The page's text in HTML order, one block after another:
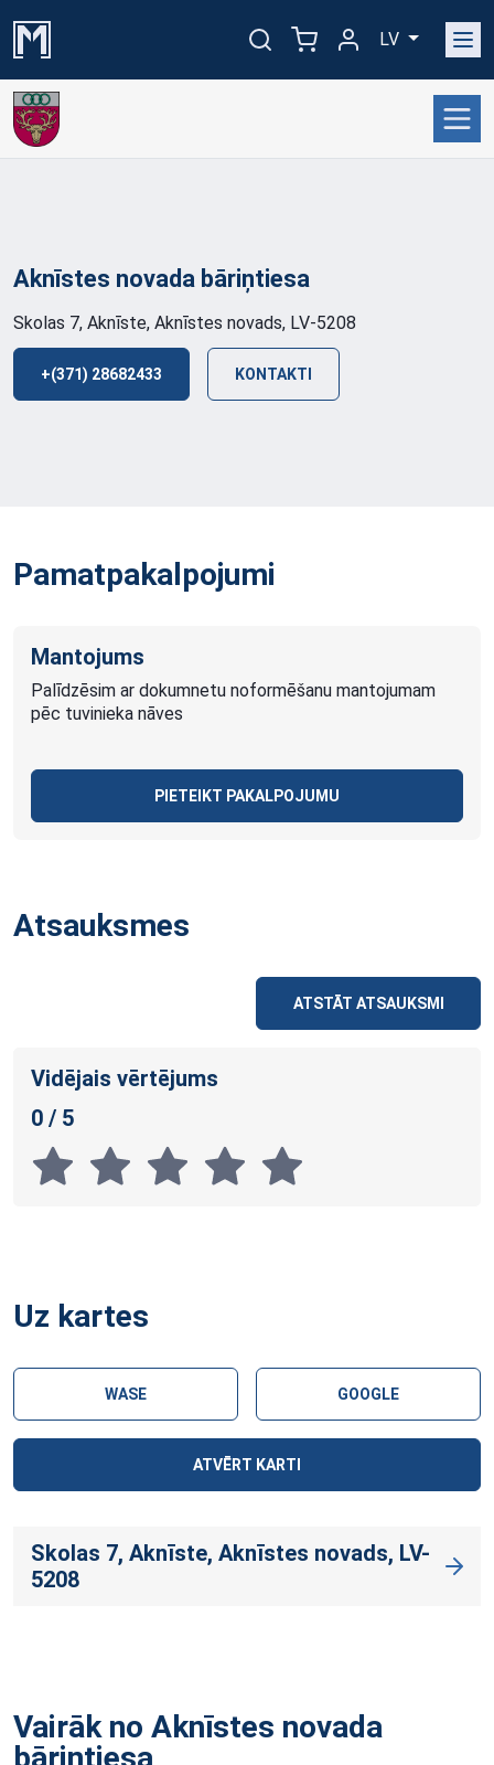
LV
Aknīstes novada bāriņtiesa
Skolas 7, Aknīste, Aknīstes novads, LV-5208
+(371) 28682433 KONTAKTI
Pamatpakalpojumi
Mantojums
Palīdzēsim ar dokumnetu noformēšanu mantojumam
pēc tuvinieka nāves
PIETEIKT PAKALPOJUMU
Atsauksmes
ATSTĀT ATSAUKSMI
Vidējais vērtējums
0 / 5
Uz kartes
WASE GOOGLE
ATVĒRT KARTI
Skolas 7, Aknīste, Aknīstes novads, LV-
5208
Vairāk no Aknīstes novada